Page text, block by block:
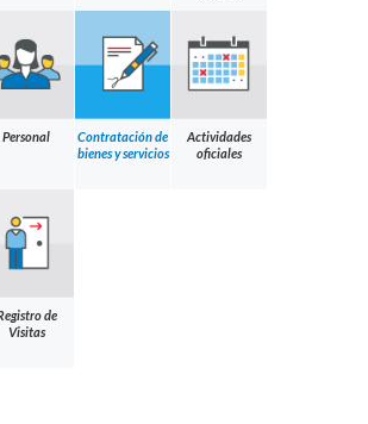
Personal
Contratación de
bienes y servicios
Actividades
oficiales
de
Visitas